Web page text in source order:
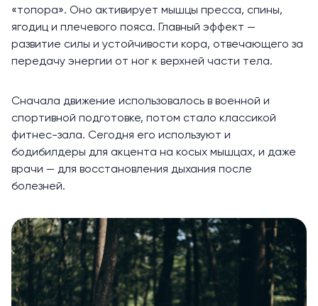
«топора». Оно активирует мышцы пресса, спины,
ягодиц и плечевого пояса. Главный эффект —
развитие силы и устойчивости кора, отвечающего за
передачу энергии от ног к верхней части тела.
Сначала движение использовалось в военной и
спортивной подготовке, потом стало классикой
фитнес-зала. Сегодня его используют и
бодибилдеры для акцента на косых мышцах, и даже
врачи — для восстановления дыхания после
болезней.